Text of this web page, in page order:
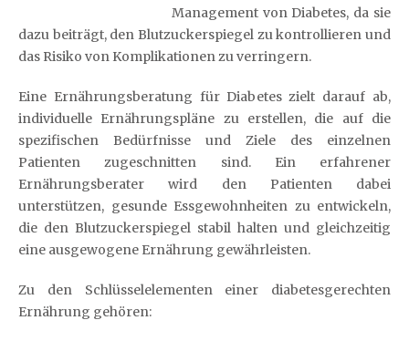
Management von Diabetes, da sie
dazu beiträgt, den Blutzuckerspiegel zu kontrollieren und
das Risiko von Komplikationen zu verringern.
Eine Ernährungsberatung für Diabetes zielt darauf ab,
individuelle Ernährungspläne zu erstellen, die auf die
spezifischen Bedürfnisse und Ziele des einzelnen
Patienten zugeschnitten sind. Ein erfahrener
Ernährungsberater wird den Patienten dabei
unterstützen, gesunde Essgewohnheiten zu entwickeln,
die den Blutzuckerspiegel stabil halten und gleichzeitig
eine ausgewogene Ernährung gewährleisten.
Zu den Schlüsselelementen einer diabetesgerechten
Ernährung gehören: